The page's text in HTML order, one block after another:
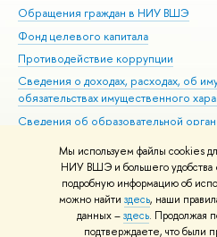
Мы используем файлы cookies
НИУ ВШЭ и большего удобства
подробную информацию об
можно найти здесь, наши
данных –здесь. Продолжая
подтверждаете, что были
Обращения граждан в НИУ ВШЭ
Фонд целевого капитала
Противодействие коррупции
Сведения о доходах, расходах, об
обязательствах имущественного
Сведения об образовательной
Людям с ограниченными
Единая платежная страница
Работа в Вышке